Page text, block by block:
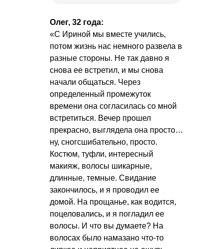
Олег, 32 года:
«С Ириной мы вместе учились,
потом жизнь нас немного развела в
разные стороны. Не так давно я
снова ее встретил, и мы снова
начали общаться. Через
определенный промежуток
времени она согласилась со мной
встретиться. Вечер прошел
прекрасно, выглядела она просто…
ну, сногсшибательно, просто.
Костюм, туфли, интересный
макияж, волосы шикарные,
длинные, темные. Свидание
закончилось, и я проводил ее
домой. На прощанье, как водится,
поцеловались, и я погладил ее
волосы. И что вы думаете? На
волосах было намазано что-то